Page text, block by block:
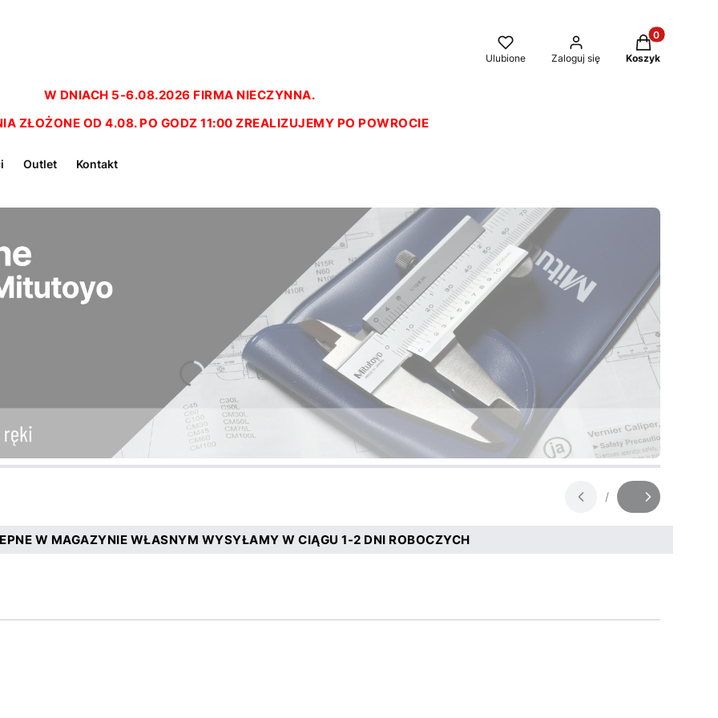
Ulubione Zaloguj się
Produkty w
Koszyk
W DNIACH 5-6.08.2026 FIRMA NIECZYNNA.
ZŁOŻONE OD 4.08. PO GODZ 11:00 ZREALIZUJEMY PO POWROCIE
Outlet Kontakt
Slajd
/
z
W MAGAZYNIE WŁASNYM WYSYŁAMY W CIĄGU 1-2 DNI ROBOCZYCH